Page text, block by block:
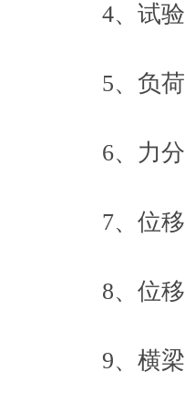
4、试验
5、负荷
6、力分
7、位移
8、位移
9、横梁